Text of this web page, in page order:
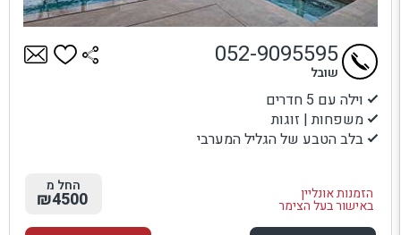
וילה עם 5 חדרים
משפחות | זוגות
בלב הטבע של הגליל המערבי
הזמנות אונליין
באישור בעל הצימר
052-9095595
שובל
החל מ
₪4500